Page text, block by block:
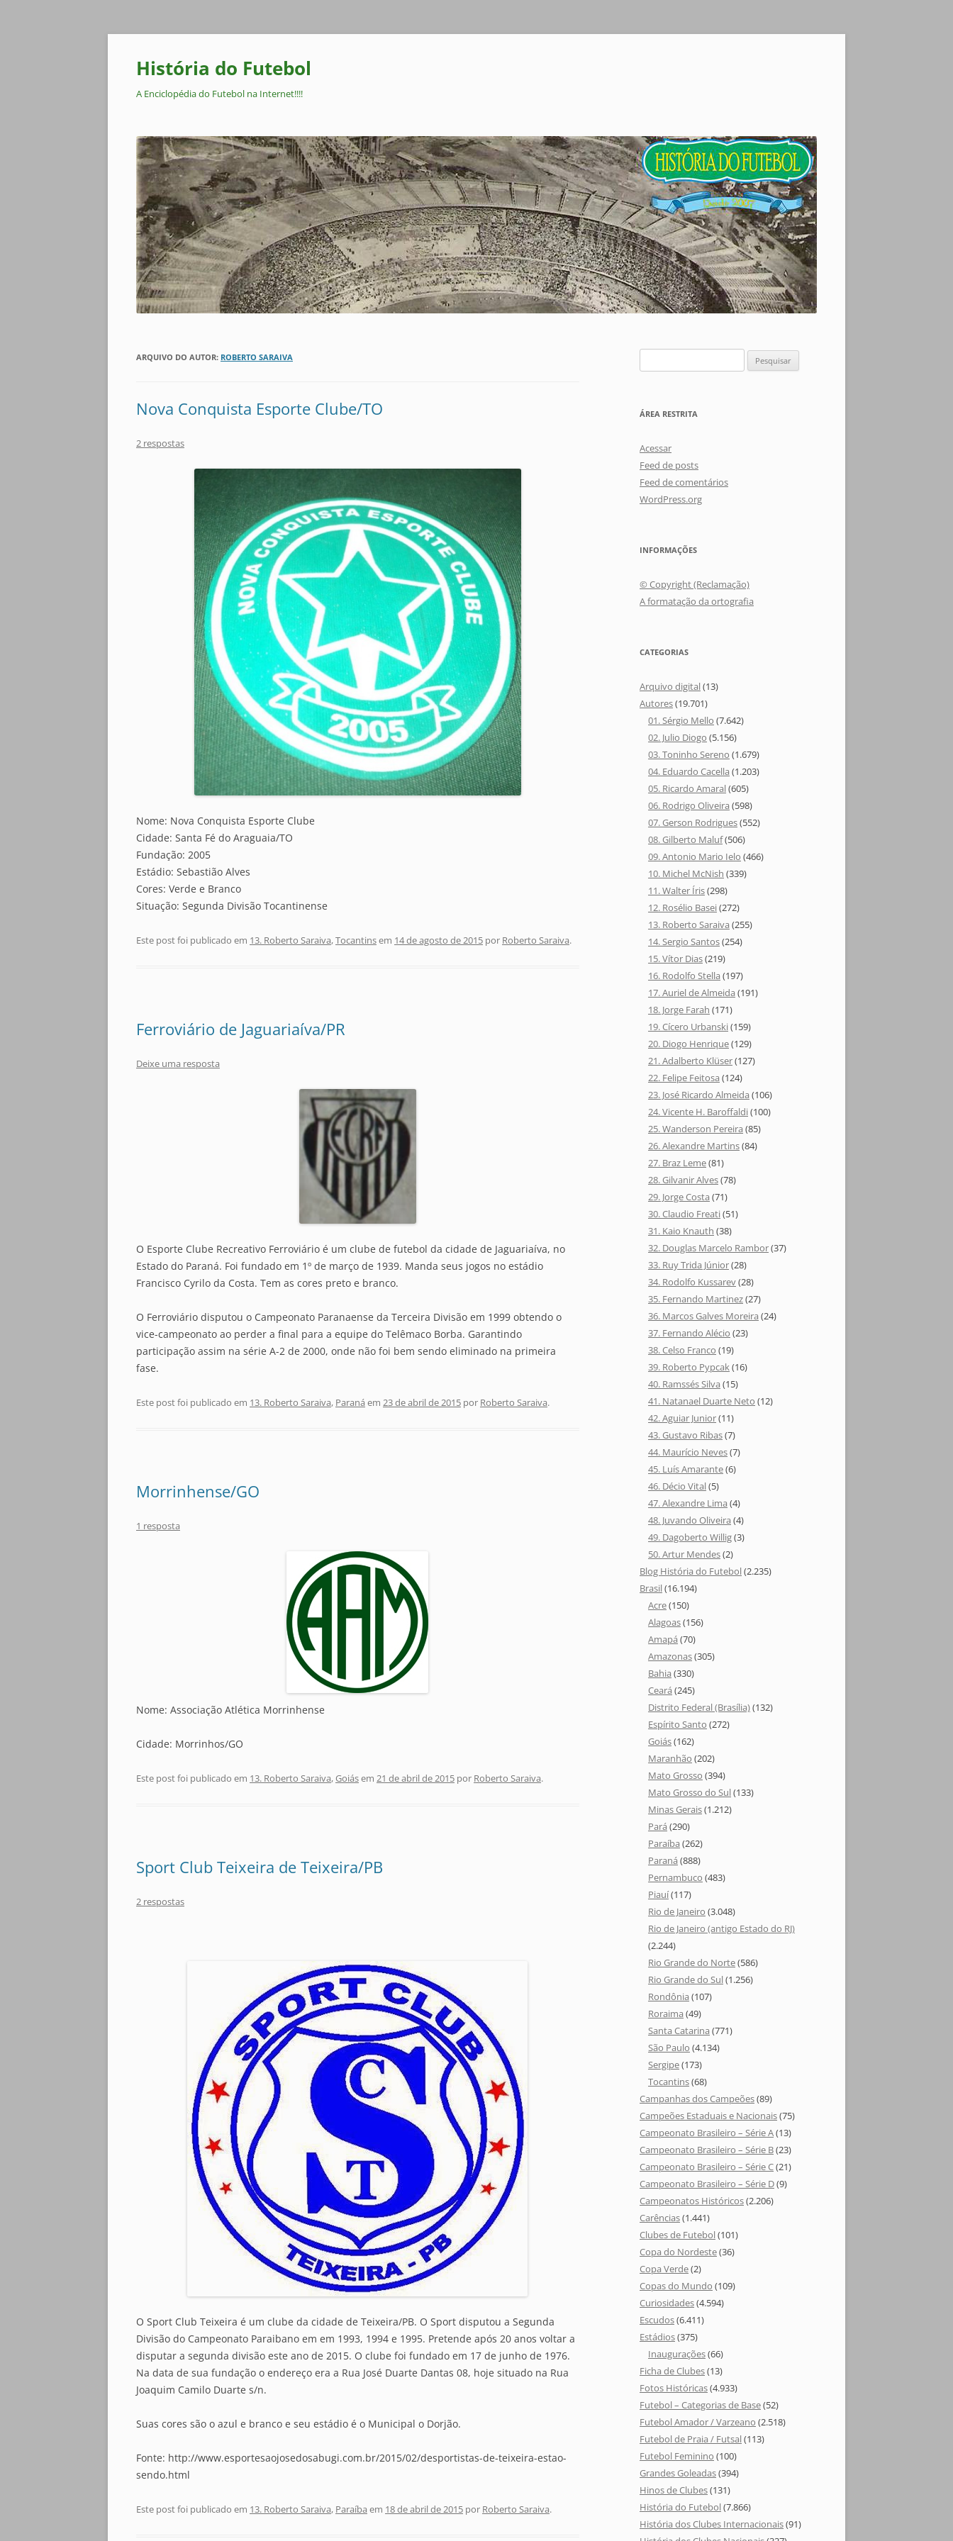
Pular
conteúdo
História do Futebol
A Enciclopédia do Futebol na Internet!!!!
ARQUIVO DO AUTOR: ROBERTO SARAIVA
Nova Conquista Esporte Clube/TO
2 respostas
Nome: Nova Conquista Esporte Clube
Cidade: Santa Fé do Araguaia/TO
Fundação: 2005
Estádio: Sebastião Alves
Cores: Verde e Branco
Situação: Segunda Divisão Tocantinense
Este post foi publicado em 13. Roberto Saraiva,Tocantinsem 14 de agosto de 2015 por Roberto Saraiva.
Ferroviário de Jaguariaíva/PR
Deixe uma resposta
O Esporte Clube Recreativo Ferroviário é um clube de futebol da cidade de Jaguariaíva, no
Estado do Paraná. Foi fundado em 1º de março de 1939. Manda seus jogos no estádio
Francisco Cyrilo da Costa. Tem as cores preto e branco.
O Ferroviário disputou o Campeonato Paranaense da Terceira Divisão em 1999 obtendo o
vice-campeonato ao perder a final para a equipe do Telêmaco Borba. Garantindo
participação assim na série A-2 de 2000, onde não foi bem sendo eliminado na primeira
fase.
Este post foi publicado em 13. Roberto Saraiva, Paraná em 23 de abril de 2015 por Roberto Saraiva.
Morrinhense/GO
1 resposta
Nome: Associação Atlética Morrinhense
Cidade: Morrinhos/GO
Este post foi publicado em 13. Roberto Saraiva,Goiásem 21 de abril de 2015 por Roberto Saraiva.
Sport Club Teixeira de Teixeira/PB
2 respostas
O Sport Club Teixeira é um clube da cidade de Teixeira/PB. O Sport disputou a Segunda
Divisão do Campeonato Paraibano em em 1993, 1994 e 1995. Pretende após 20 anos voltar a
disputar a segunda divisão este ano de 2015. O clube foi fundado em 17 de junho de 1976.
Na data de sua fundação o endereço era a Rua José Duarte Dantas 08, hoje situado na Rua
Joaquim Camilo Duarte s/n.
Suas cores são o azul e branco e seu estádio é o Municipal o Dorjão.
Fonte: http://www.esportesaojosedosabugi.com.br/2015/02/desportistas-de-teixeira-estao-
sendo.html
Este post foi publicado em 13. Roberto Saraiva, Paraíba em 18 de abril de 2015 por Roberto Saraiva.
por:
ÁREA RESTRITA
Acessar
Feed de posts
Feed de comentários
WordPress.org
INFORMAÇÕES
© Copyright (Reclamação)
A formatação da ortografia
CATEGORIAS
Arquivo digital(13)
Autores(19.701)
01. Sérgio Mello (7.642)
02. Julio Diogo (5.156)
03. Toninho Sereno (1.679)
04. Eduardo Cacella (1.203)
05. Ricardo Amaral(605)
06. Rodrigo Oliveira (598)
07. Gerson Rodrigues(552)
08. Gilberto Maluf(506)
09. Antonio Mario Ielo (466)
10. Michel McNish (339)
11. Walter Íris(298)
12. Rosélio Basei(272)
13. Roberto Saraiva (255)
14. Sergio Santos(254)
15. Vítor Dias(219)
16. Rodolfo Stella (197)
17. Auriel de Almeida (191)
18. Jorge Farah (171)
19. Cícero Urbanski(159)
20. Diogo Henrique(129)
21. Adalberto Klüser(127)
22. Felipe Feitosa (124)
23. José Ricardo Almeida (106)
24. Vicente H. Baroffaldi(100)
25. Wanderson Pereira (85)
26. Alexandre Martins(84)
27. Braz Leme(81)
28. Gilvanir Alves(78)
29. Jorge Costa (71)
30. Claudio Freati(51)
31. Kaio Knauth (38)
32. Douglas Marcelo Rambor(37)
33. Ruy Trida Júnior(28)
34. Rodolfo Kussarev(28)
35. Fernando Martinez(27)
36. Marcos Galves Moreira (24)
37. Fernando Alécio (23)
38. Celso Franco (19)
39. Roberto Pypcak(16)
40. Ramssés Silva (15)
41. Natanael Duarte Neto (12)
42. Aguiar Junior(11)
43. Gustavo Ribas(7)
44. Maurício Neves(7)
45. Luís Amarante(6)
46. Décio Vital(5)
47. Alexandre Lima (4)
48. Juvando Oliveira (4)
49. Dagoberto Willig(3)
50. Artur Mendes(2)
Blog História do Futebol(2.235)
Brasil(16.194)
Acre(150)
Alagoas(156)
Amapá (70)
Amazonas(305)
Bahia (330)
Ceará (245)
Distrito Federal (Brasília)(132)
Espírito Santo (272)
Goiás(162)
Maranhão (202)
Mato Grosso (394)
Mato Grosso do Sul(133)
Minas Gerais(1.212)
Pará (290)
Paraíba (262)
Paraná (888)
Pernambuco (483)
Piauí(117)
Rio de Janeiro (3.048)
Rio de Janeiro (antigo Estado do RJ)
(2.244)
Rio Grande do Norte(586)
Rio Grande do Sul(1.256)
Rondônia (107)
Roraima (49)
Santa Catarina (771)
São Paulo (4.134)
Sergipe(173)
Tocantins(68)
Campanhas dos Campeões(89)
Campeões Estaduais e Nacionais(75)
Campeonato Brasileiro – Série A(13)
Campeonato Brasileiro – Série B(23)
Campeonato Brasileiro – Série C(21)
Campeonato Brasileiro – Série D(9)
Campeonatos Históricos(2.206)
Carências(1.441)
Clubes de Futebol(101)
Copa do Nordeste(36)
Copa Verde(2)
Copas do Mundo (109)
Curiosidades(4.594)
Escudos(6.411)
Estádios(375)
Inaugurações(66)
Ficha de Clubes(13)
Fotos Históricas(4.933)
Futebol – Categorias de Base(52)
Futebol Amador / Varzeano (2.518)
Futebol de Praia / Futsal(113)
Futebol Feminino (100)
Grandes Goleadas(394)
Hinos de Clubes(131)
História do Futebol(7.866)
História dos Clubes Internacionais(91)